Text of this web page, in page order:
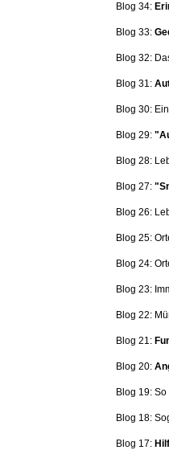
Blog 34:
Blog 33:
Blog 32:
Blog 31:
Blog 30: Ein
Blog 29:
Blog 28:
Blog 27:
Blog 26:
Blog 25:
Blog 24:
Blog 23:
Blog 22:
Blog 21:
Blog 20:
Blog 19:
Blog 18:
Blog 17: